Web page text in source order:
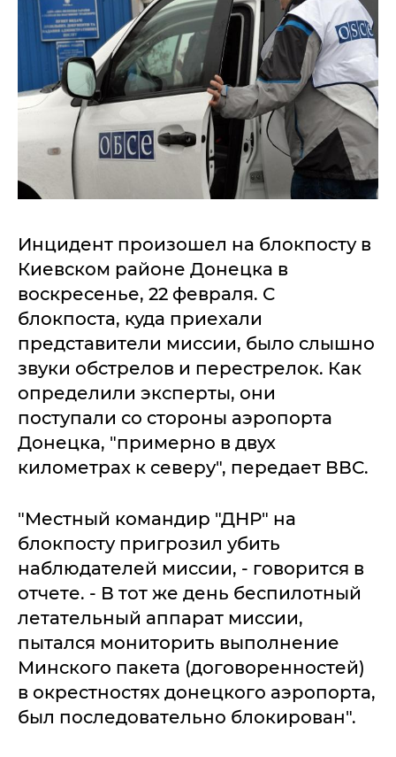
Инцидент произошел на блокпосту в
Киевском районе Донецка в
воскресенье, 22 февраля. С
блокпоста, куда приехали
представители миссии, было слышно
звуки обстрелов и перестрелок. Как
определили эксперты, они
поступали со стороны аэропорта
Донецка, "примерно в двух
километрах к северу", передает ВВС.
"Местный командир "ДНР" на
блокпосту пригрозил убить
наблюдателей миссии, - говорится в
отчете. - В тот же день беспилотный
летательный аппарат миссии,
пытался мониторить выполнение
Минского пакета (договоренностей)
в окрестностях донецкого аэропорта,
был последовательно блокирован".